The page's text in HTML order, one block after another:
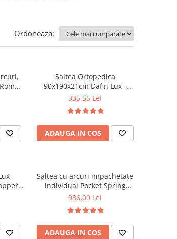
Ordoneaza:
tare,
Saltea Ortopedica
90x190x21cm Dafin Lux -
Arcuri Bonell, Fermitate
335,55 Lei
ADAUGA IN COS
tare,
Saltea cu arcuri impachetate
individual Pocket Spring
Milano, 140x200x24cm, cu
sistem de aerisire perimetral,
Saltex
986,00 Lei
ADAUGA IN COS